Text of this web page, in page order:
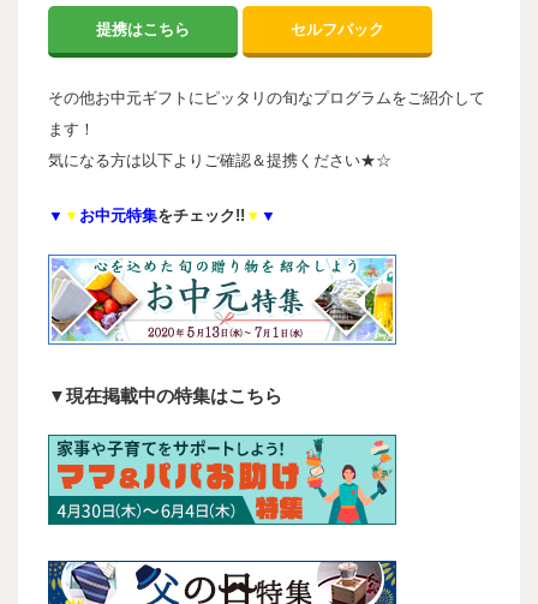
提携はこちら セルフバック
その他お中元ギフトにピッタリの旬なプログラムをご紹介して
ます！
気になる方は以下よりご確認＆提携ください★☆
▼ ▼ お中元特集をチェック!! ▼ ▼
▼現在掲載中の特集はこちら